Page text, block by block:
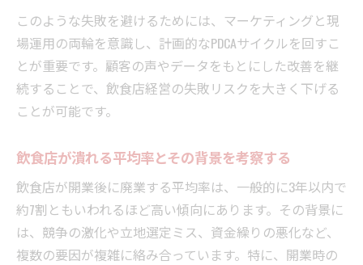
このような失敗を避けるためには、マーケティングと現
場運用の両輪を意識し、計画的なPDCAサイクルを回すこ
とが重要です。顧客の声やデータをもとにした改善を継
続することで、飲食店経営の失敗リスクを大きく下げる
ことが可能です。
飲食店が潰れる平均率とその背景を考察する
飲食店が開業後に廃業する平均率は、一般的に3年以内で
約7割ともいわれるほど高い傾向にあります。その背景に
は、競争の激化や立地選定ミス、資金繰りの悪化など、
複数の要因が複雑に絡み合っています。特に、開業時の